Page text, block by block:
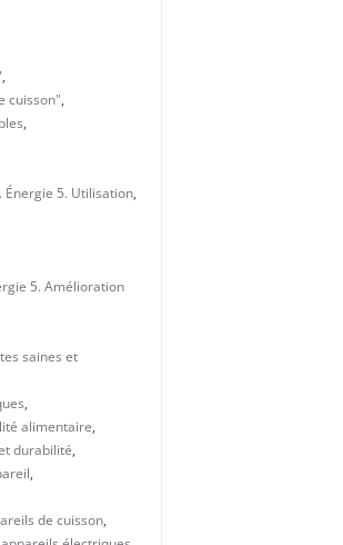
,
cuisson",
,
Énergie 5. Utilisation,
5. Amélioration
saines et
,
alimentaire,
durabilité,
,
de cuisson,